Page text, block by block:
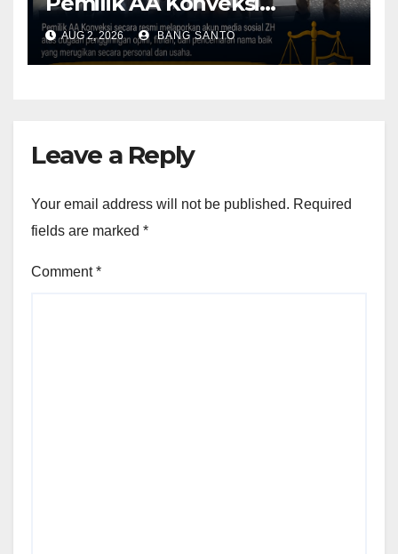
Didampingi Tim Advokat
Lentera Netizen Indonesia (L-
NET-ID)
AUG 2, 2026 BANG SANTO
Leave a Reply
Your email address will not be published. Required
fields are marked *
Comment*